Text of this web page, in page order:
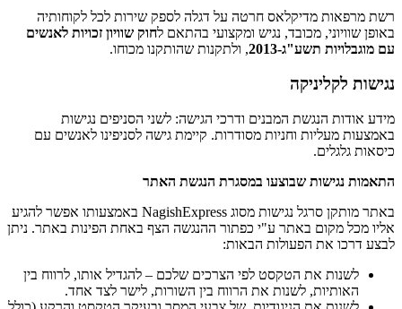
רשת מרפאות מדיקלאס חרטה על דגלה לספק שירות לכל לקוחותיה
באופן שוויוני, מכובד, נגיש ומקצועי בהתאם לחוק שוויון זכויות לאנשים
עם מוגבלויות תשע"ג-2013
, ולתקנות שהותקנו מכוחו.
נגישות לקליניקה
מידע אודות הנגשת המבנים ודרכי הגישה: לשני הסניפים נגישות
באמצעות מעליות וחניות מסודרות. קיימת גישה לסניפינו לאנשים עם
כיסאות גלגלים.
התאמות נגישות שבוצעו במסגרת הנגשת האתר
באתר מותקן סרגל נגישות מסוג NagishExpress באמצעותו אפשר להגיע
אליו מכל מקום באתר ע"י כפתור ההנגשה הצף באחת הפינות באתר. ניתן
לבצע דרכו את הפעולות הבאות:
לשנות את הטקסט לפי הצרכים שלכם – להגדיל אותו, לרווח בין
האותיות, לשנות את הרווח בין השורות, לישר לצד אחד.